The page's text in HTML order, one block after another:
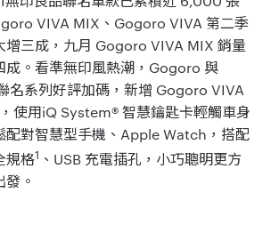
VIVA MIX、Gogoro VIVA 第二季
增三成，九月 Gogoro VIVA MIX 銷量
成。看準無印風熱潮，Gogoro 與
名系列好評加碼，新增 Gogoro VIVA
使用iQ System® 智慧鑰匙卡輕觸車身
配對智慧型手機、Apple Watch，搭配
規格1 、USB 充電插孔，小巧聰明更方
。